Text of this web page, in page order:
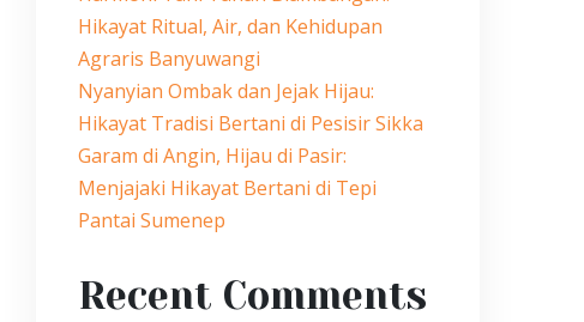
Hikayat Ritual, Air, dan Kehidupan
Agraris Banyuwangi
Nyanyian Ombak dan Jejak Hijau:
Hikayat Tradisi Bertani di Pesisir Sikka
Garam di Angin, Hijau di Pasir:
Menjajaki Hikayat Bertani di Tepi
Pantai Sumenep
Recent Comments